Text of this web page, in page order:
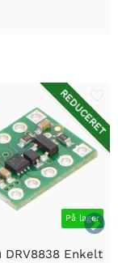

REDUCERET
På lager
DRV8838 Enkelt